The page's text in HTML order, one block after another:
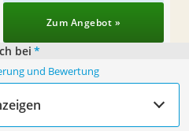
Zum Angebot »
bei *
und Bewertung